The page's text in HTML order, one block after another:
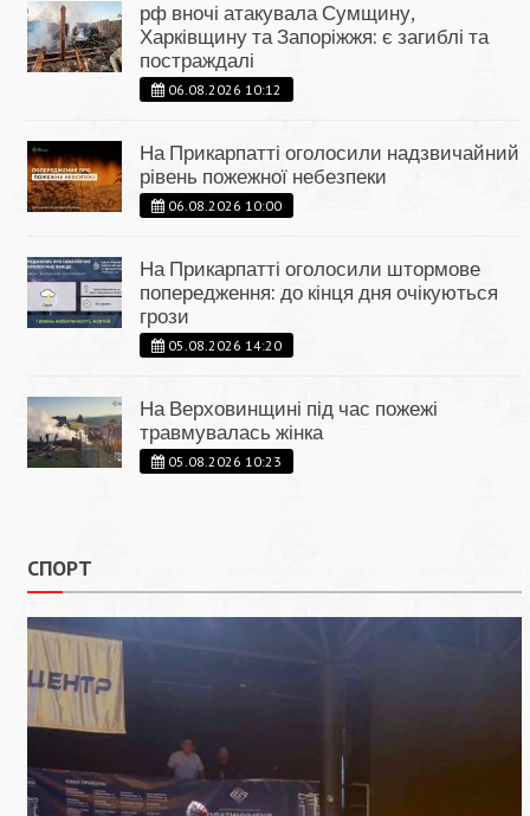
рф вночі атакувала Сумщину,
Харківщину та Запоріжжя: є загиблі та
постраждалі
06.08.2026 10:12
На Прикарпатті оголосили надзвичайний
рівень пожежної небезпеки
06.08.2026 10:00
На Прикарпатті оголосили штормове
попередження: до кінця дня очікуються
грози
05.08.2026 14:20
На Верховинщині під час пожежі
травмувалась жінка
05.08.2026 10:23
СПОРТ